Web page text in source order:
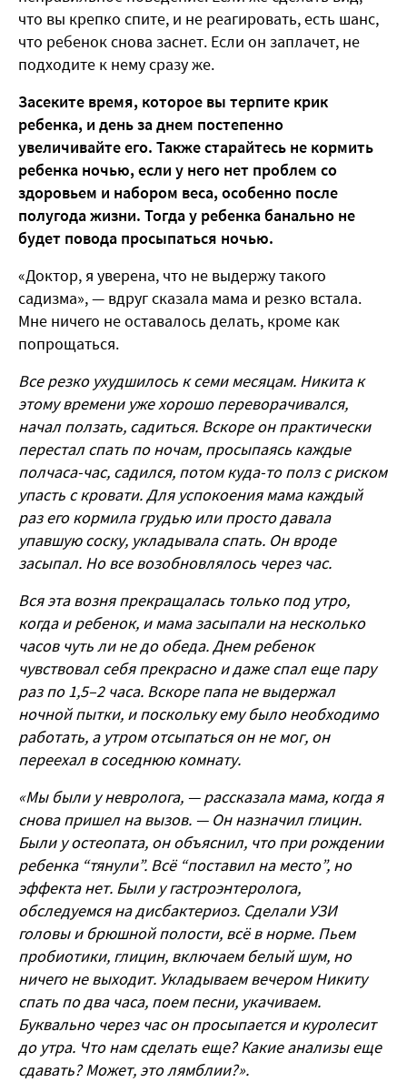
что вы крепко спите, и не реагировать, есть шанс,
что ребенок снова заснет. Если он заплачет, не
подходите к нему сразу же.
Засеките время, которое вы терпите крик
ребенка, и день за днем постепенно
увеличивайте его. Также старайтесь не кормить
ребенка ночью, если у него нет проблем со
здоровьем и набором веса, особенно после
полугода жизни. Тогда у ребенка банально не
будет повода просыпаться ночью.
«Доктор, я уверена, что не выдержу такого
садизма», — вдруг сказала мама и резко встала.
Мне ничего не оставалось делать, кроме как
попрощаться.
Все резко ухудшилось к семи месяцам. Никита к
этому времени уже хорошо переворачивался,
начал ползать, садиться. Вскоре он практически
перестал спать по ночам, просыпаясь каждые
полчаса-час, садился, потом куда-то полз с риском
упасть с кровати. Для успокоения мама каждый
раз его кормила грудью или просто давала
упавшую соску, укладывала спать. Он вроде
засыпал. Но все возобновлялось через час.
Вся эта возня прекращалась только под утро,
когда и ребенок, и мама засыпали на несколько
часов чуть ли не до обеда. Днем ребенок
чувствовал себя прекрасно и даже спал еще пару
раз по 1,5–2 часа. Вскоре папа не выдержал
ночной пытки, и поскольку ему было необходимо
работать, а утром отсыпаться он не мог, он
переехал в соседнюю комнату.
«Мы были у невролога, — рассказала мама, когда я
снова пришел на вызов. — Он назначил глицин.
Были у остеопата, он объяснил, что при рождении
ребенка “тянули”. Всё “поставил на место”, но
эффекта нет. Были у гастроэнтеролога,
обследуемся на дисбактериоз. Сделали УЗИ
головы и брюшной полости, всё в норме. Пьем
пробиотики, глицин, включаем белый шум, но
ничего не выходит. Укладываем вечером Никиту
спать по два часа, поем песни, укачиваем.
Буквально через час он просыпается и куролесит
до утра. Что нам сделать еще? Какие анализы еще
сдавать? Может, это лямблии?».